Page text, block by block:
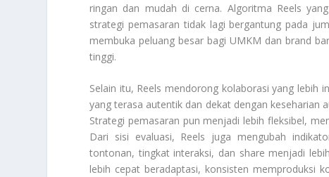
ringan dan mudah di cerna. Algoritma Reels
strategi pemasaran tidak lagi bergantung pada
membuka peluang besar bagi UMKM dan brand
tinggi.
Selain itu, Reels mendorong kolaborasi yang lebih
yang terasa autentik dan dekat dengan keseharian
Strategi pemasaran pun menjadi lebih fleksibel,
Dari sisi evaluasi, Reels juga mengubah
tontonan, tingkat interaksi, dan share menjadi
lebih cepat beradaptasi, konsisten memproduksi